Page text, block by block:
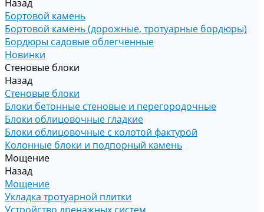
Назад
Бортовой камень
Бортовой камень (дорожные, тротуарные бордюры)
Бордюры садовые облегченные
Новинки
Стеновые блоки
Назад
Стеновые блоки
Блоки бетонные стеновые и перегородочные
Блоки облицовочные гладкие
Блоки облицовочные с колотой фактурой
Колонные блоки и подпорный камень
Мощение
Назад
Мощение
Укладка тротуарной плитки